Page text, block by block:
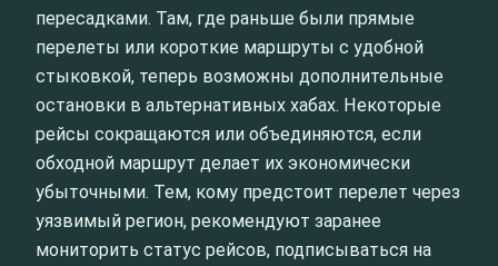
пересадками. Там, где раньше были прямые
перелеты или короткие маршруты с удобной
стыковкой, теперь возможны дополнительные
остановки в альтернативных хабах. Некоторые
рейсы сокращаются или объединяются, если
обходной маршрут делает их экономически
убыточными. Тем, кому предстоит перелет через
уязвимый регион, рекомендуют заранее
мониторить статус рейсов, подписываться на